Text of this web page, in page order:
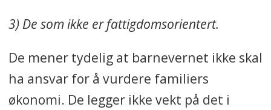
3) De som ikke er fattigdomsorientert.
De mener tydelig at barnevernet ikke skal
ha ansvar for å vurdere familiers
økonomi. De legger ikke vekt på det i